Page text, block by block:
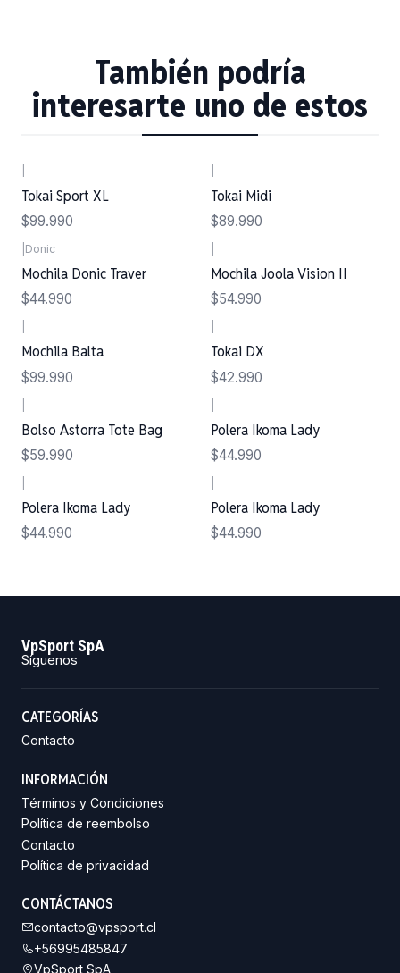
También podría
interesarte uno de estos
Tokai Sport XL
$99.990
Tokai Midi
$89.990
Donic
Mochila Donic Traver
$44.990
Mochila Joola Vision II
$54.990
Mochila Balta
$99.990
Tokai DX
$42.990
Bolso Astorra Tote Bag
$59.990
Polera Ikoma Lady
$44.990
Polera Ikoma Lady
$44.990
Polera Ikoma Lady
$44.990
VpSport SpA
Síguenos
CATEGORÍAS
Contacto
INFORMACIÓN
Términos y Condiciones
Política de reembolso
Contacto
Política de privacidad
CONTÁCTANOS
contacto@vpsport.cl
+56995485847
VpSport SpA